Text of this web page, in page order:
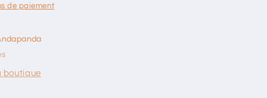
de paiement
boutique